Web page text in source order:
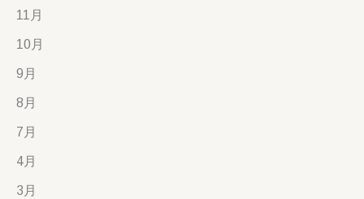
11月
10月
9月
8月
7月
4月
3月